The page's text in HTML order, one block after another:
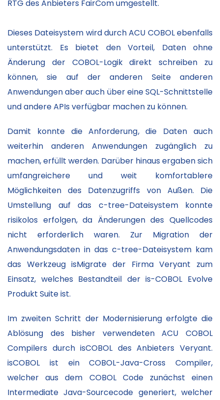
RTG des Anbieters FairCom umgestellt.
Dieses Dateisystem wird durch ACU COBOL ebenfalls
unterstützt. Es bietet den Vorteil, Daten ohne
Änderung der COBOL-Logik direkt schreiben zu
können, sie auf der anderen Seite anderen
Anwendungen aber auch über eine SQL-Schnittstelle
und andere APIs verfügbar machen zu können.
Damit konnte die Anforderung, die Daten auch
weiterhin anderen Anwendungen zugänglich zu
machen, erfüllt werden. Darüber hinaus ergaben sich
umfangreichere und weit komfortablere
Möglichkeiten des Datenzugriffs von Außen. Die
Umstellung auf das c-tree-Dateisystem konnte
risikolos erfolgen, da Änderungen des Quellcodes
nicht erforderlich waren. Zur Migration der
Anwendungsdaten in das c-tree-Dateisystem kam
das Werkzeug isMigrate der Firma Veryant zum
Einsatz, welches Bestandteil der is-COBOL Evolve
Produkt Suite ist.
Im zweiten Schritt der Modernisierung erfolgte die
Ablösung des bisher verwendeten ACU COBOL
Compilers durch isCOBOL des Anbieters Veryant.
isCOBOL ist ein COBOL-Java-Cross Compiler,
welcher aus dem COBOL Code zunächst einen
Intermediate Java-Sourcecode generiert, welcher